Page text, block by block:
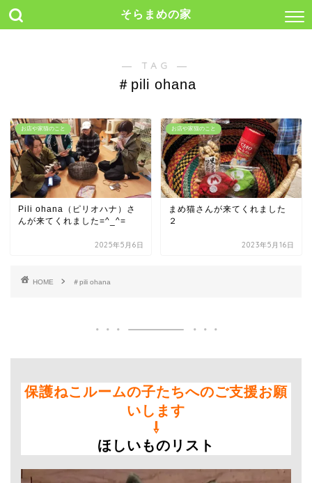
そらまめの家
― TAG ―
＃pili ohana
お店や家猫のこと
Pili ohana（ピリオハナ）さ
んが来てくれました=^_^=
2025年5月6日
お店や家猫のこと
まめ猫さんが来てくれました
２
2023年5月16日
HOME ＃pili ohana
保護ねこルームの子たちへのご支援お願
いします
⇩
ほしいものリスト